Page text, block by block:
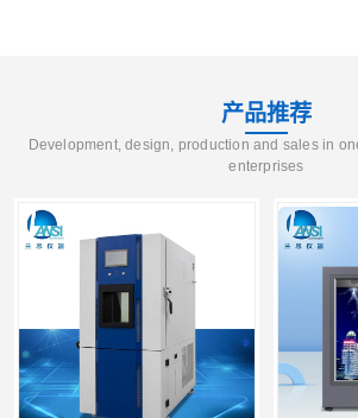
产品推荐
Development, design, production and sales in
enterprises